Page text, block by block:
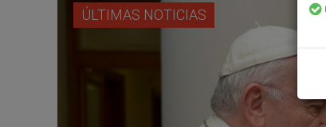
ÚLTIMAS NOTICIAS